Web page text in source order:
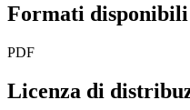
Formati disponibili
PDF
Licenza di